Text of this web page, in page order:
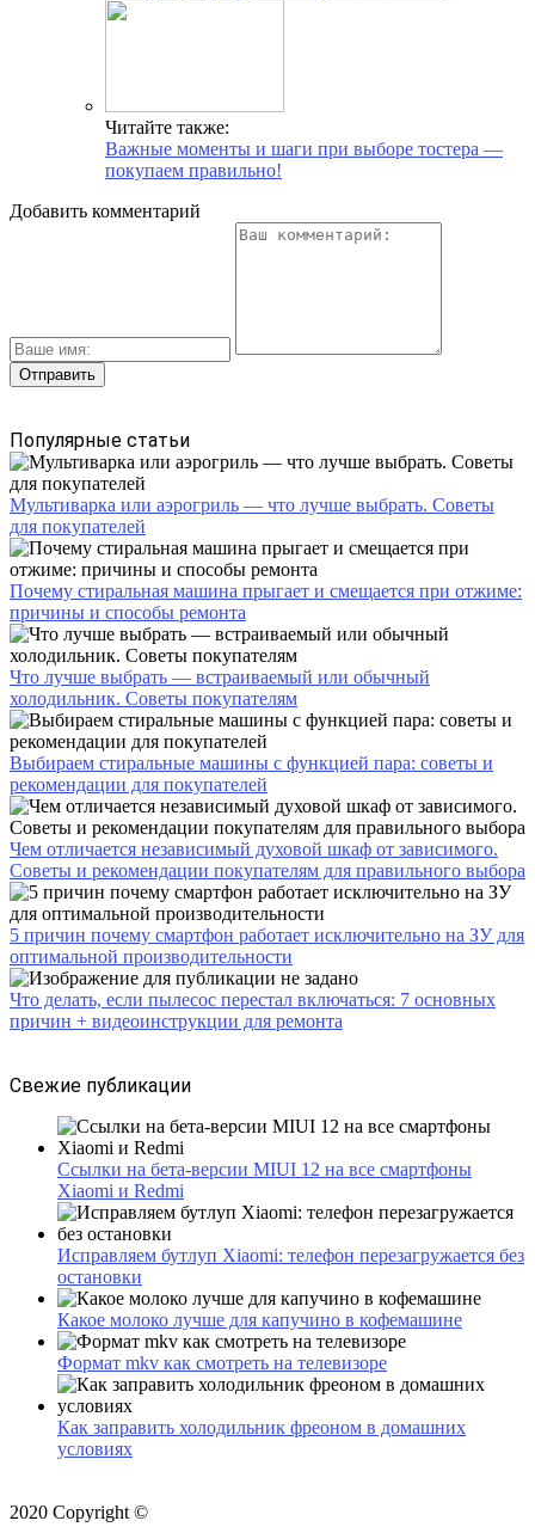
Читайте также:
Важные моменты и шаги при выборе тостера —
покупаем правильно!
Добавить комментарий
Популярные статьи
Мультиварка или аэрогриль — что лучше выбрать. Советы
для покупателей
Почему стиральная машина прыгает и смещается при отжиме:
причины и способы ремонта
Что лучше выбрать — встраиваемый или обычный
холодильник. Советы покупателям
Выбираем стиральные машины с функцией пара: советы и
рекомендации для покупателей
Чем отличается независимый духовой шкаф от зависимого.
Советы и рекомендации покупателям для правильного выбора
5 причин почему смартфон работает исключительно на ЗУ для
оптимальной производительности
Что делать, если пылесос перестал включаться: 7 основных
причин + видеоинструкции для ремонта
Свежие публикации
Ссылки на бета-версии MIUI 12 на все смартфоны
Xiaomi и Redmi
Исправляем бутлуп Xiaomi: телефон перезагружается без
остановки
Какое молоко лучше для капучино в кофемашине
Формат mkv как смотреть на телевизоре
Как заправить холодильник фреоном в домашних
условиях
2020 Copyright ©